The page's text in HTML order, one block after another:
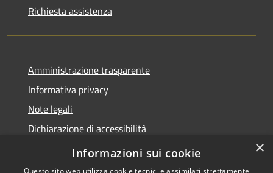
Richiesta assistenza
Amministrazione trasparente
Informativa privacy
Note legali
Dichiarazione di accessibilità
Moduli Privacy Amministrazione trasparente
×
Informazioni sui cookie
Questo sito web utilizza cookie tecnici e assimilati strettamente